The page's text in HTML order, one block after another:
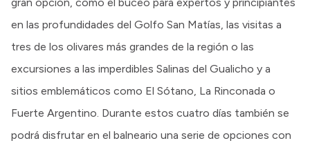
gran opción, como el buceo para expertos y principiantes
en las profundidades del Golfo San Matías, las visitas a
tres de los olivares más grandes de la región o las
excursiones a las imperdibles Salinas del Gualicho y a
sitios emblemáticos como El Sótano, La Rinconada o
Fuerte Argentino. Durante estos cuatro días también se
podrá disfrutar en el balneario una serie de opciones con